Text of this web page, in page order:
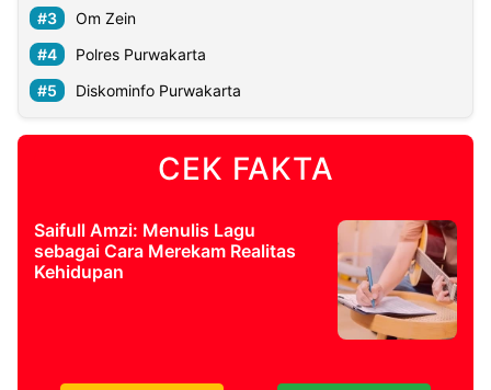
Om Zein
Polres Purwakarta
Diskominfo Purwakarta
CEK FAKTA
Saifull Amzi: Menulis Lagu
sebagai Cara Merekam Realitas
Kehidupan